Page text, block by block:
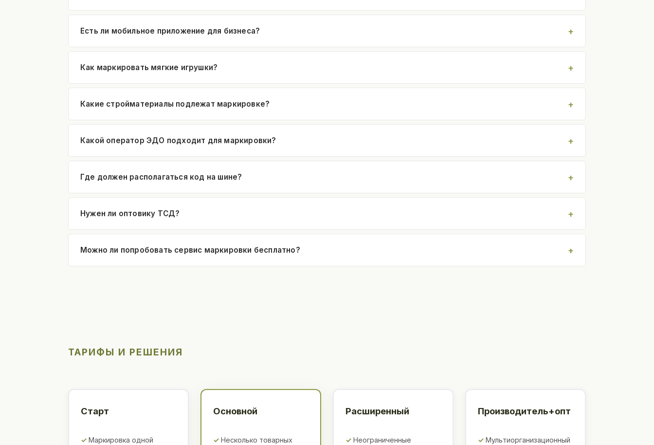
Есть ли мобильное приложение для бизнеса?
Как маркировать мягкие игрушки?
Какие стройматериалы подлежат маркировке?
Какой оператор ЭДО подходит для маркировки?
Где должен располагаться код на шине?
Нужен ли оптовику ТСД?
Можно ли попробовать сервис маркировки бесплатно?
ТАРИФЫ И РЕШЕНИЯ
Старт
Маркировка одной
Основной
Несколько товарных
Расширенный
Неограниченные
Производитель+опт
Мультиорганизационный